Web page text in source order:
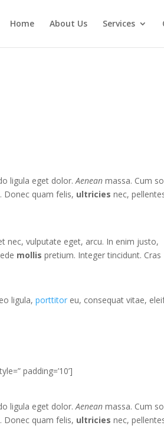
Home About Us Services
ligula eget dolor.Aenean massa. Cum
Donec quam felis, ultricies nec,
nec, vulputate eget, arcu. In enim justo,
mollis pretium. Integer tincidunt. Cras
ligula,porttitor eu, consequat vitae,
padding=’10’]
ligula eget dolor.Aenean massa. Cum
Donec quam felis, ultricies nec,